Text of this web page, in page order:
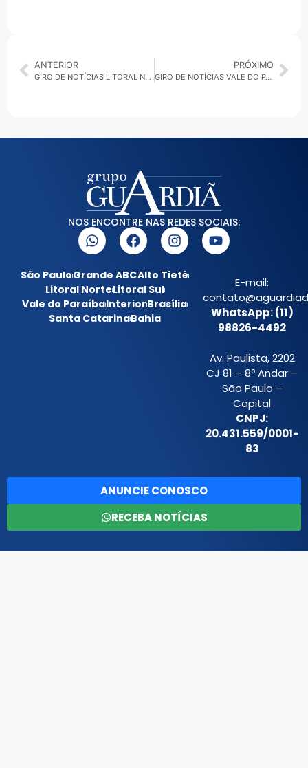
ANTERIOR
GIRO DE NOTÍCIAS LITORAL NORTE 21/08/2025
PRÓXIMO
GIRO DE NOTÍCIAS VALE DO PARAÍBA 21/08/2025
NOS ENCONTRE NAS REDES SOCIAIS:
São PauloGrande ABCAlto Tietê
Litoral NorteLitoral Sul
Vale do ParaíbaInteriorBrasília
Santa CatarinaBahia
E-mail:
WhatsApp: (11)
98826-4492
Av. Paulista, 2202
CJ 81 – 8º Andar –
São Paulo –
Capital
CNPJ:
20.431.559/0001-
83
ANUNCIE CONOSCO
RECEBA NOTÍCIAS